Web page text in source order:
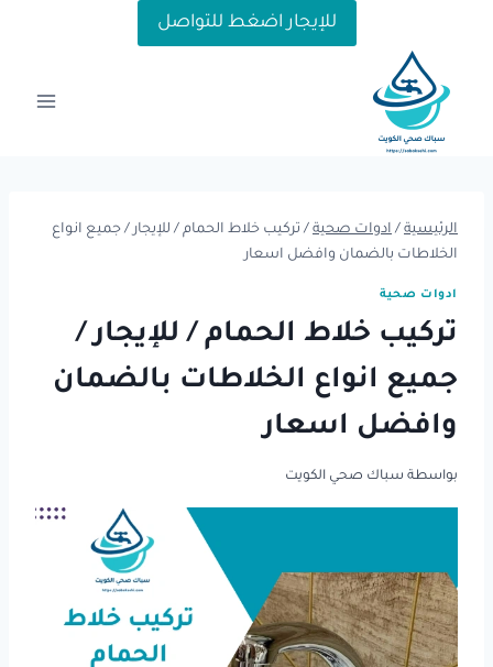
المحتوى
للإيجار اضغط للتواصل
الرئيسية / ادوات صحية / تركيب خلاط الحمام / للإيجار / جميع انواع
الخلاطات بالضمان وافضل اسعار
ادوات صحية
تركيب خلاط الحمام / للإيجار /
جميع انواع الخلاطات بالضمان
وافضل اسعار
بواسطة سباك صحي الكويت